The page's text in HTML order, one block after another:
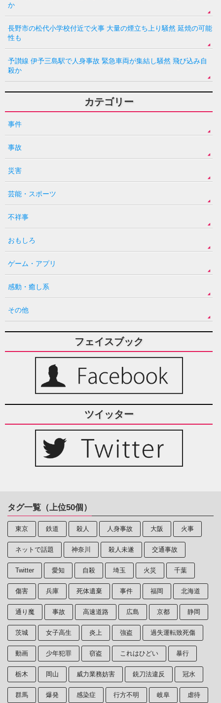
か
長野市の松代小学校付近で火事 大量の煙立ち上り騒然 延焼の可能
性も
予讃線 伊予三島駅で人身事故 緊急車両が集結し騒然 飛び込み自
殺か
カテゴリー
事件
事故
災害
芸能・スポーツ
不祥事
おもしろ
ゲーム・アプリ
感動・癒し系
その他
フェイスブック
ツイッター
タグ一覧（上位50個）
東京 鉄道 殺人 人身事故 大阪 火事
ネットで話題 神奈川 殺人未遂 交通事故
Twitter 愛知 自殺 埼玉 火災 千葉
傷害 兵庫 死体遺棄 事件 福岡 北海道
通り魔 事故 高速道路 広島 京都 静岡
茨城 女子高生 炎上 強盗 過失運転致死傷
動画 少年犯罪 窃盗 これはひどい 暴行
栃木 岡山 威力業務妨害 銃刀法違反 冠水
群馬 爆発 感染症 行方不明 岐阜 虐待